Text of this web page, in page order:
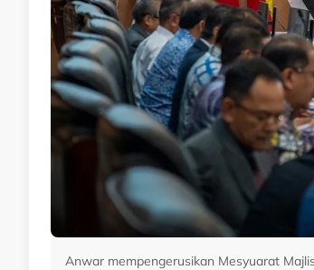
Anwar mempengerusikan Mesyuarat